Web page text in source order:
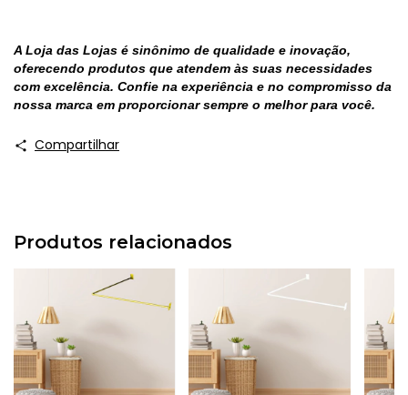
A Loja das Lojas é sinônimo de qualidade e inovação,
oferecendo produtos que atendem às suas necessidades
com excelência. Confie na experiência e no compromisso da
nossa marca em proporcionar sempre o melhor para você.
Compartilhar
Produtos relacionados